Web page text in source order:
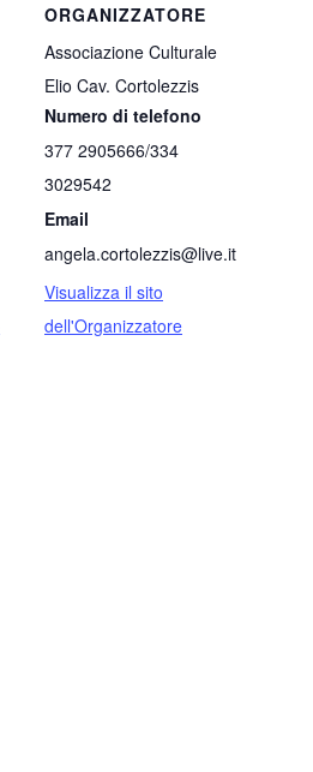
ORGANIZZATORE
Associazione Culturale
Elio Cav. Cortolezzis
Numero di telefono
377 2905666/334
3029542
Email
angela.cortolezzis@live.it
Visualizza il sito
dell'Organizzatore